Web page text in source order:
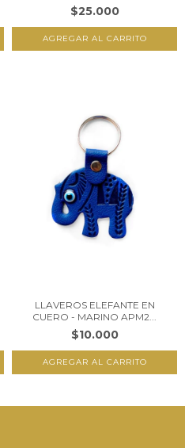
$25.000
LLAVEROS ELEFANTE EN
CUERO - MARINO APM2...
$10.000